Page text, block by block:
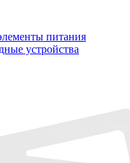
питания
устройства